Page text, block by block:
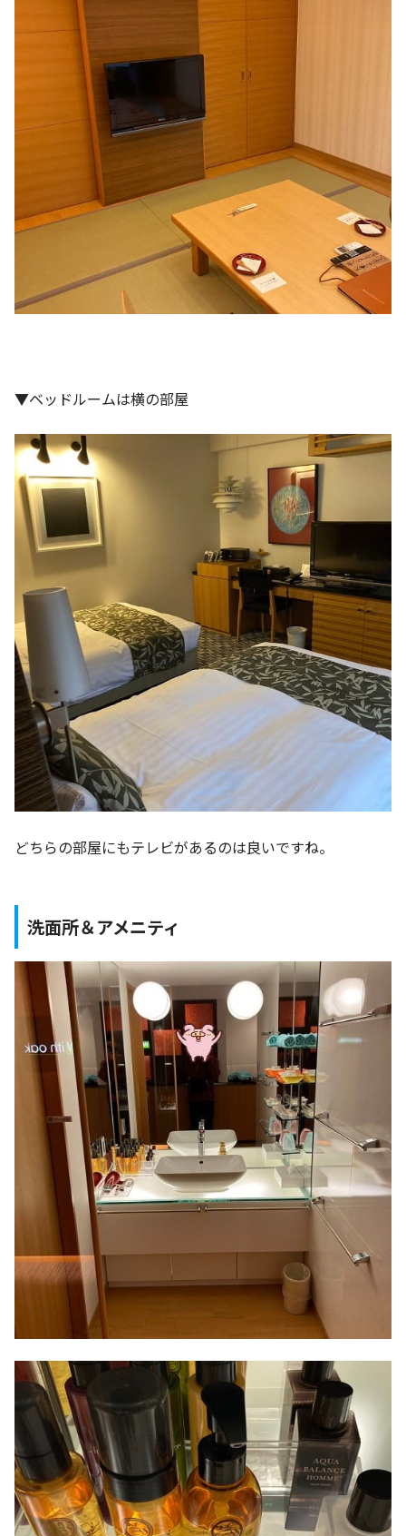
▼ベッドルームは横の部屋
どちらの部屋にもテレビがあるのは良いですね。
洗面所＆アメニティ